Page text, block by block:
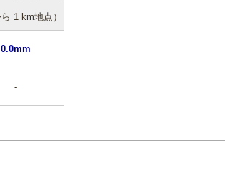
1 km地点）
0.0mm
-